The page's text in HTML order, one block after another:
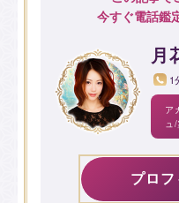
今すぐ電話鑑
1
ア
ュ
ク
宿
プロフ